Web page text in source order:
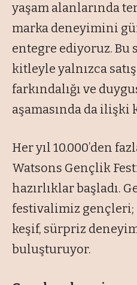
yaşam alanlarında
marka deneyimini
entegre ediyoruz. Bu
kitleyle yalnızca
farkındalığı ve
aşamasında da ilişki
Her yıl 10.000’den
Watsons Gençlik
hazırlıklar başladı.
festivalimiz gençleri;
keşif, sürpriz
buluşturuyor.